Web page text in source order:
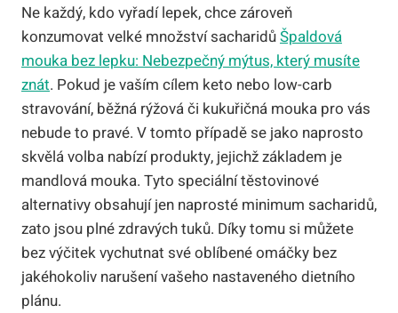
Ne každý, kdo vyřadí lepek, chce zároveň
konzumovat velké množství sacharidůŠpaldová
mouka bez lepku: Nebezpečný mýtus, který musíte
znát. Pokud je vaším cílem keto nebo low-carb
stravování, běžná rýžová či kukuřičná mouka pro vás
nebude to pravé. V tomto případě se jako naprosto
skvělá volba nabízí produkty, jejichž základem je
mandlová mouka. Tyto speciální těstovinové
alternativy obsahují jen naprosté minimum sacharidů,
zato jsou plné zdravých tuků. Díky tomu si můžete
bez výčitek vychutnat své oblíbené omáčky bez
jakéhokoliv narušení vašeho nastaveného dietního
plánu.